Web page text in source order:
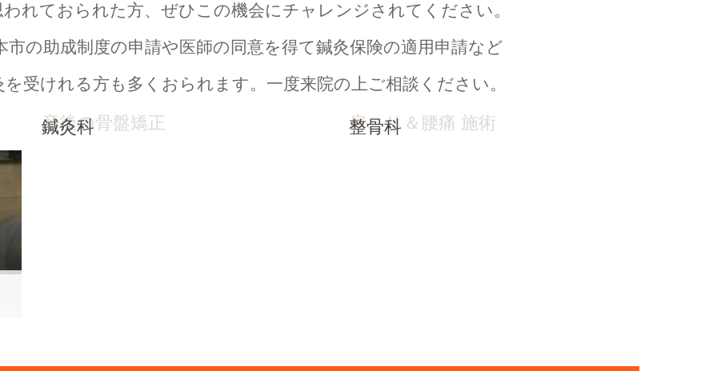
れておられた方、ぜひこの機会にチャレンジされてください。
市の助成制度の申請や医師の同意を得て鍼灸保険の適用申請など
受けれる方も多くおられます。一度来院の上ご相談ください。
産後の骨盤矯正 肩こり＆腰痛 施術
鍼灸科 整骨科